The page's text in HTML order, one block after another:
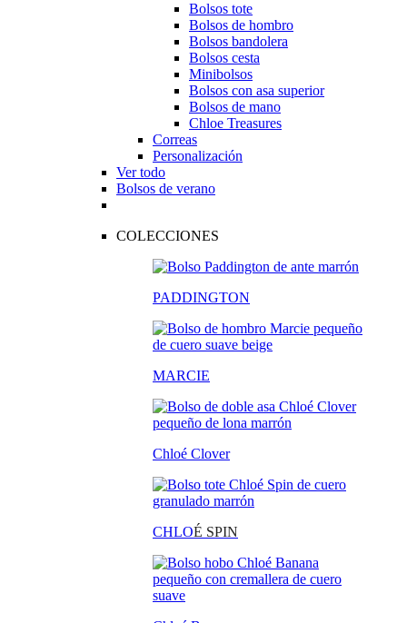
Bolsos tote
Bolsos de hombro
Bolsos bandolera
Bolsos cesta
Minibolsos
Bolsos con asa superior
Bolsos de mano
Chloe Treasures
Correas
Personalización
Ver todo
Bolsos de verano
COLECCIONES
PADDINGTON
MARCIE
Chloé Clover
CHLOÉ SPIN